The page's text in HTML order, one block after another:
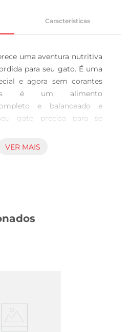
Características
uma aventura nutritiva
para seu gato. É uma
e agora sem corantes
é um alimento
e balanceado e
gato precisa para se
que ele tenha nutrição,
minerais. Possui também
VER MAIS